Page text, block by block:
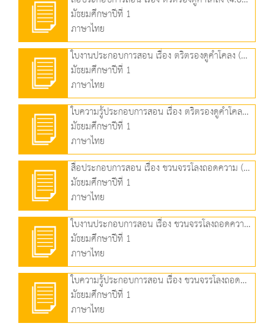
มัธยมศึกษาปีที่ 1
ภาษาไทย
ใบงานประกอบการสอน เรื่อง ตริตรองดูคำโคลง (121.08 KB)
มัธยมศึกษาปีที่ 1
ภาษาไทย
ใบความรู้ประกอบการสอน เรื่อง ตริตรองดูคำโคลง (104.26 KB)
มัธยมศึกษาปีที่ 1
ภาษาไทย
สื่อประกอบการสอน เรื่อง ชวนจรรโลงถอดความ (๑) (4.13 MB)
มัธยมศึกษาปีที่ 1
ภาษาไทย
ใบงานประกอบการสอน เรื่อง ชวนจรรโลงถอดความ (๑) (90.25 KB)
มัธยมศึกษาปีที่ 1
ภาษาไทย
ใบความรู้ประกอบการสอน เรื่อง ชวนจรรโลงถอดความ (๑) (89.54 KB)
มัธยมศึกษาปีที่ 1
ภาษาไทย